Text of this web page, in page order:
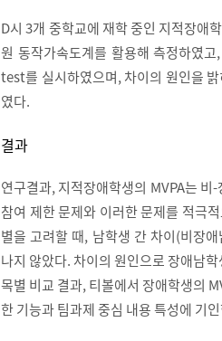
D시 3개 중학교에 재학 중인 지적장애
원 동작가속도계를 활용해 측정하였
test를 실시하였으며, 차이의 원인을
였다.
결과
연구결과, 지적장애학생의 MVPA는
참여 제한 문제와 이러한 문제를 적극
별을 고려할 때, 남학생 간 차이(비장
나지 않았다. 차이의 원인으로 장애남
목별 비교 결과, 티볼에서 장애학생의
한 기능과 팀과제 중심 내용 특성에 기